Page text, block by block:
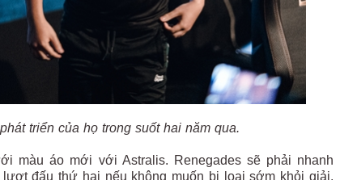
triển của họ trong suốt hai năm qua.
màu áo mới với Astralis. Renegades sẽ phải nhanh
đấu thứ hai nếu không muốn bị loại sớm khỏi giải.